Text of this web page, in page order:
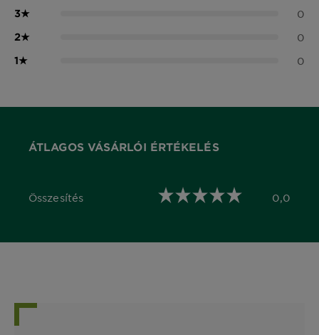
3★ 0
2★ 0
1★ 0
ÁTLAGOS VÁSÁRLÓI ÉRTÉKELÉS
Összesítés
0,0 out of 5 stars 0,0